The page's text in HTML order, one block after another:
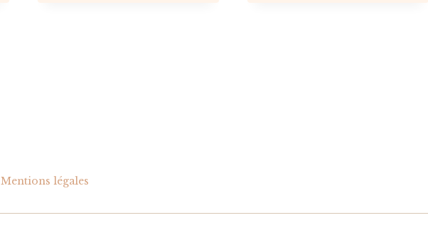
Mentions légales